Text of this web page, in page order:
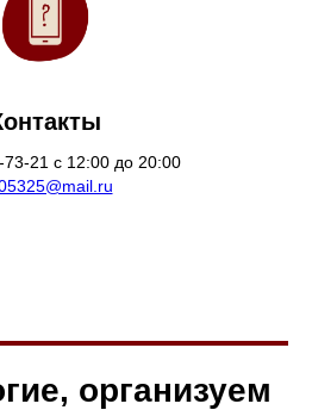
21 с 12:00 до 20:00
организуем